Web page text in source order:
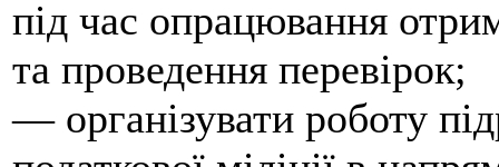
під час опрацювання
та проведення перевірок;
— організувати роботу